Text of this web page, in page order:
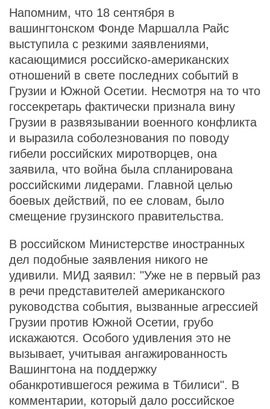
Напомним, что 18 сентября в
вашингтонском Фонде Маршалла Райс
выступила с резкими заявлениями,
касающимися российско-американских
отношений в свете последних событий в
Грузии и Южной Осетии. Несмотря на то что
госсекретарь фактически признала вину
Грузии в развязывании военного конфликта
и выразила соболезнования по поводу
гибели российских миротворцев, она
заявила, что война была спланирована
российскими лидерами. Главной целью
боевых действий, по ее словам, было
смещение грузинского правительства.
В российском Министерстве иностранных
дел подобные заявления никого не
удивили. МИД заявил: "Уже не в первый раз
в речи представителей американского
руководства события, вызванные агрессией
Грузии против Южной Осетии, грубо
искажаются. Особого удивления это не
вызывает, учитывая ангажированность
Вашингтона на поддержку
обанкротившегося режима в Тбилиси". В
комментарии, который дало российское